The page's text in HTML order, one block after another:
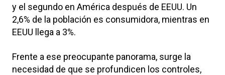
y el segundo en América después de EEUU. Un
2,6% de la población es consumidora, mientras en
EEUU llega a 3%.
Frente a ese preocupante panorama, surge la
necesidad de que se profundicen los controles,